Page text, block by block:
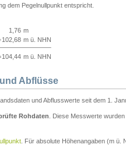
dem Pegelnullpunkt entspricht.
1,76 m
102,68 m ü. NHN
104,44 m ü. NHN
Abflüsse
und Abflusswerte seit dem 1.
Rohdaten . Diese Messwerte
. Für absolute Höhenangaben (m